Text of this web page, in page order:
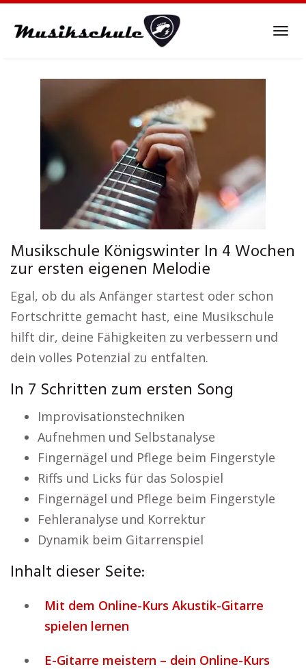
Musikschule Königswinter In 4 Wochen
zur ersten eigenen Melodie
Egal, ob du als Anfänger startest oder schon
Fortschritte gemacht hast, eine Musikschule
hilft dir, deine Fähigkeiten zu verbessern und
dein volles Potenzial zu entfalten.
In 7 Schritten zum ersten Song
Improvisationstechniken
Aufnehmen und Selbstanalyse
Fingernägel und Pflege beim Fingerstyle
Riffs und Licks für das Solospiel
Fingernägel und Pflege beim Fingerstyle
Fehleranalyse und Korrektur
Dynamik beim Gitarrenspiel
Inhalt dieser Seite:
Mit dem Online-Kurs Akustik-Gitarre
spielen lernen
E-Gitarre meistern – dein Online-Kurs